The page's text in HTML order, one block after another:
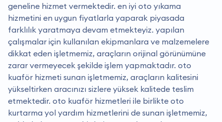
geneline hizmet vermektedir. en iyi oto yıkama
hizmetini en uygun fiyatlarla yaparak piyasada
farklılık yaratmaya devam etmekteyiz. yapılan
çalışmalar için kullanılan ekipmanlara ve malzemelere
dikkat eden işletmemiz, araçların orijinal görünümüne
zarar vermeyecek şekilde işlem yapmaktadır. oto
kuaför hizmeti sunan işletmemiz, araçların kalitesini
yükseltirken aracınızı sizlere yüksek kalitede teslim
etmektedir. oto kuaför hizmetleri ile birlikte oto
kurtarma yol yardım hizmetlerini de sunan işletmemiz,